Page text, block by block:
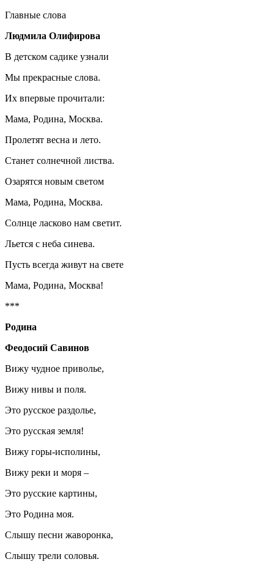
Главные слова
Людмила Олифирова
В детском садике узнали
Мы прекрасные слова.
Их впервые прочитали:
Мама, Родина, Москва.
Пролетят весна и лето.
Станет солнечной листва.
Озарятся новым светом
Мама, Родина, Москва.
Солнце ласково нам светит.
Льется с неба синева.
Пусть всегда живут на свете
Мама, Родина, Москва!
***
Родина
Феодосий Савинов
Вижу чудное приволье,
Вижу нивы и поля.
Это русское раздолье,
Это русская земля!
Вижу горы-исполины,
Вижу реки и моря –
Это русские картины,
Это Родина моя.
Слышу песни жаворонка,
Слышу трели соловья.